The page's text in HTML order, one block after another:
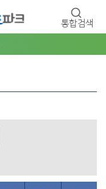
통합검색